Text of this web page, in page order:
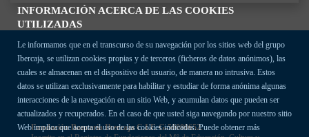
INFORMACIÓN ACERCA DE LAS COOKIES
UTILIZADAS
Le informamos que en el transcurso de su navegación por los sitios web del grupo
Ibercaja, se utilizan cookies propias y de terceros (ficheros de datos anónimos), las
cuales se almacenan en el dispositivo del usuario, de manera no intrusiva. Estos
datos se utilizan exclusivamente para habilitar y estudiar de forma anónima algunas
interacciones de la navegación en un sitio Web, y acumulan datos que pueden ser
actualizados y recuperados. En el caso de que usted siga navegando por nuestro sitio
Web implica que acepta el uso de las cookies indicadas. Puede obtener más
Fundación Bancaria Ibercaja C.I.F. G-50000652.